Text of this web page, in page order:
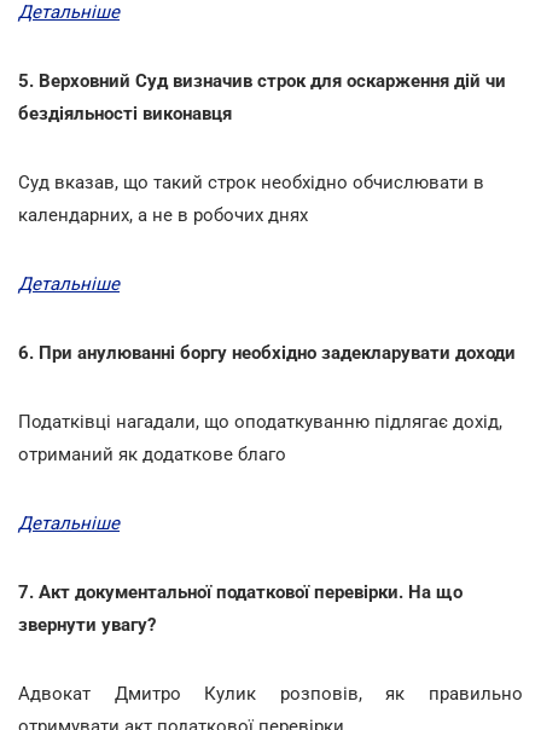
Детальніше
5. Верховний Суд визначив строк для оскарження дій чи
бездіяльності виконавця
Суд вказав, що такий строк необхідно обчислювати в
календарних, а не в робочих днях
Детальніше
6. При анулюванні боргу необхідно задекларувати доходи
Податківці нагадали, що оподаткуванню підлягає дохід,
отриманий як додаткове благо
Детальніше
7. Акт документальної податкової перевірки. На що
звернути увагу?
Адвокат Дмитро Кулик розповів, як правильно